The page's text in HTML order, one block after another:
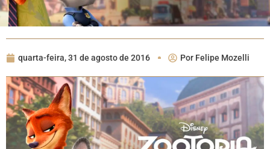
quarta-feira, 31 de agosto de 2016 Por Felipe Mozelli